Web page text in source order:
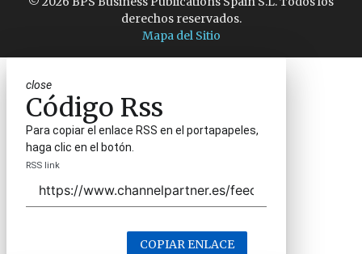
derechos reservados.
Mapa del Sitio
close
Código Rss
Para copiar el enlace RSS en el portapapeles,
haga clic en el botón.
RSS link
COPIAR ENLACE